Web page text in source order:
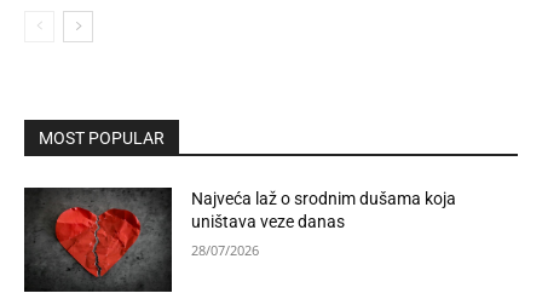
MOST POPULAR
Najveća laž o srodnim dušama koja
uništava veze danas
28/07/2026